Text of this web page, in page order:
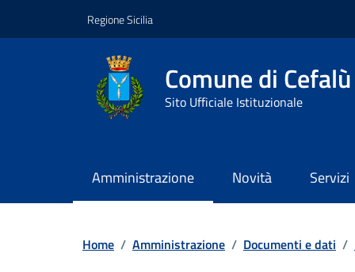
Regione Sicilia
Comune di Cefalù
Sito Ufficiale Istituzionale
Amministrazione Novità Servizi
Home / Amministrazione / Documenti e dati /